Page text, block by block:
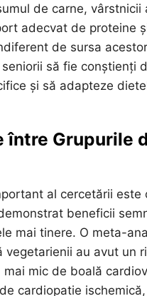
de carne, vârstnicii
adecvat de proteine
de sursa
să fie conștienți
și să adapteze
între Grupurile
al cercetării este
beneficii
mai tinere. O meta-
vegetarienii au avut un
mai mic de boală
cardiopatie